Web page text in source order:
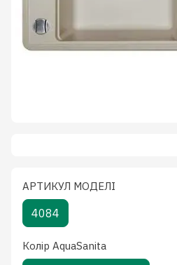
АРТИКУЛ МОДЕЛІ
4084
Колiр AquaSanita